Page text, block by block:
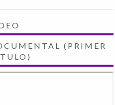
(PRIMER